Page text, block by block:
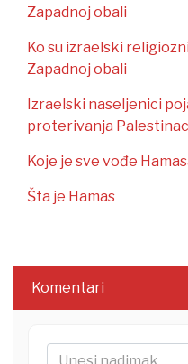
Zapadnoj obali
Ko su izraelski
Zapadnoj obali
Izraelski naseljenici
proterivanja
Koje je sve vođe
Šta je Hamas
Komentari